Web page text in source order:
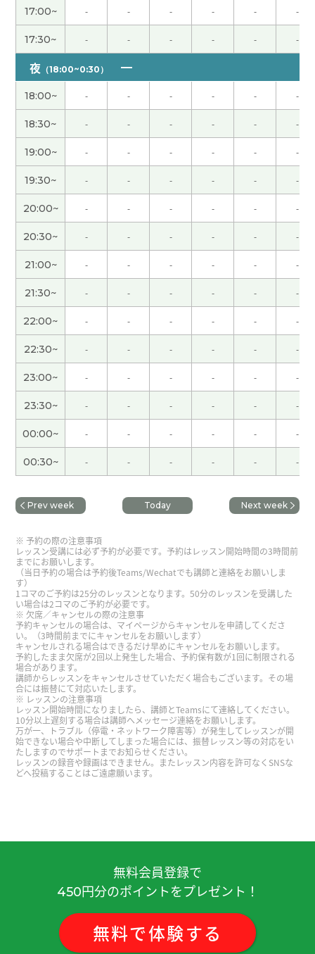
和老师聊植物，我非常开心。谢谢老师，下次见！(
女性 )
确实如此。在今天凌晨举行的世界杯足球赛日本对
巴西的比赛中，日本队以1比2被巴西队淘汰。日本
队上一次在国际大赛中战胜巴西队是在1996年的奥
运会上。真是光阴似箭的。( 50代 男性 )
謝謝你！！！！！！！！！
日语中也有这样一句市场名言：“众人走的路往往拥
挤，人迹罕至的幽径深处才能欣赏到繁花盛景。”，
意思就是“买在人迹罕至,卖在人声鼎沸”，跟你告诉
的名言意思差不多。下节课见。
( 50代 男性 )
辛苦了～，下节课再见！ ( 50代 男性 )
我觉得选择一个能充分发挥自身能力的好的专业，
这一点确实很重要。下节课再见。
( 50代 男性 )
年轻时，我常为了看深夜的体育直播而熬夜，但现
在早睡比这更重要😁。下节课见。
( 50代 男性 )
谢谢老师总是鼓励我。我会继续努力。( 女性 )
下次见吧。
( 男性 )
辛苦了。好好享受假期～。
いつも楽しく授業してくださってありがとうござい
ます！我们下节课见~
在我们日本这里，小朋友会直接走进稻田，徒手抓
青蛙呢😂。下节课再见。( 50代 男性 )
辛苦了～。周末愉快！下节课再见。 ( 50代 男性 )
这个周末身体状况好了一些，跑步速度也恢复了一
些，感觉很不错。下节课再见！ ( 50代 男性 )
中国有很多零食，看起来都很好吃。而且传统的。
( 50代 男性 )
课见！( 50代 男性 )
17:00~ - - - - - -
17:30~ - - - - - -
夜 （18:00~0:30）
18:00~ - - - - - -
18:30~ - - - - - -
19:00~ - - - - - -
19:30~ - - - - - -
20:00~ - - - - - -
20:30~ - - - - - -
21:00~ - - - - - -
21:30~ - - - - - -
22:00~ - - - - - -
22:30~ - - - - - -
23:00~ - - - - - -
23:30~ - - - - - -
00:00~ - - - - - -
00:30~ - - - - - -
Prev week Today Next week
予約の際の注意事項
レッスン受講には必ず予約が必要です。予約はレッスン開始時間の3時間前
までにお願いします。
（当日予約の場合は予約後Teams/Wechatでも講師と連絡をお願いしま
す）
1コマのご予約は25分のレッスンとなります。50分のレッスンを受講した
い場合は2コマのご予約が必要です。
欠席／キャンセルの際の注意事
予約キャンセルの場合は、マイページからキャンセルを申請してくださ
い。（3時間前までにキャンセルをお願いします）
キャンセルされる場合はできるだけ早めにキャンセルをお願いします。
予約したまま欠席が2回以上発生した場合、予約保有数が1回に制限される
場合があります。
講師からレッスンをキャンセルさせていただく場合もございます。その場
合には振替にて対応いたします。
レッスンの注意事項
レッスン開始時間になりましたら、講師とTeamsにて連絡してください。
10分以上遅刻する場合は講師へメッセージ連絡をお願いします。
万が一、トラブル（停電・ネットワーク障害等）が発生してレッスンが開
始できない場合や中断してしまった場合には、振替レッスン等の対応をい
たしますのでサポートまでお知らせください。
レッスンの録音や録画はできません。またレッスン内容を許可なくSNSな
どへ投稿することはご遠慮願います。
無料会員登録で
450円分のポイントをプレゼント！
無料で体験する